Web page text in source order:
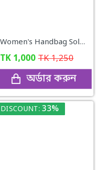
Women's Handbag Solid ( black colour )
TK 1,000 TK1,250
অর্ডার করুন
DISCOUNT: 33%